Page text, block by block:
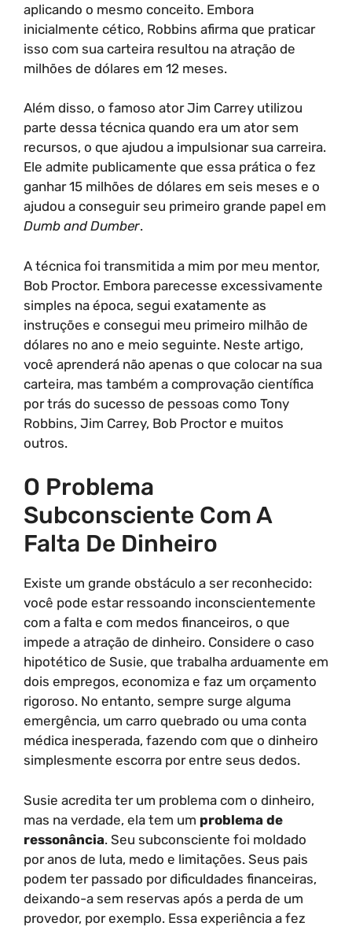
aplicando o mesmo conceito. Embora
inicialmente cético, Robbins afirma que praticar
isso com sua carteira resultou na atração de
milhões de dólares em 12 meses.
Além disso, o famoso ator Jim Carrey utilizou
parte dessa técnica quando era um ator sem
recursos, o que ajudou a impulsionar sua carreira.
Ele admite publicamente que essa prática o fez
ganhar 15 milhões de dólares em seis meses e o
ajudou a conseguir seu primeiro grande papel em
Dumb and Dumber.
A técnica foi transmitida a mim por meu mentor,
Bob Proctor. Embora parecesse excessivamente
simples na época, segui exatamente as
instruções e consegui meu primeiro milhão de
dólares no ano e meio seguinte. Neste artigo,
você aprenderá não apenas o que colocar na sua
carteira, mas também a comprovação científica
por trás do sucesso de pessoas como Tony
Robbins, Jim Carrey, Bob Proctor e muitos
outros.
O Problema
Subconsciente Com A
Falta De Dinheiro
Existe um grande obstáculo a ser reconhecido:
você pode estar ressoando inconscientemente
com a falta e com medos financeiros, o que
impede a atração de dinheiro. Considere o caso
hipotético de Susie, que trabalha arduamente em
dois empregos, economiza e faz um orçamento
rigoroso. No entanto, sempre surge alguma
emergência, um carro quebrado ou uma conta
médica inesperada, fazendo com que o dinheiro
simplesmente escorra por entre seus dedos.
Susie acredita ter um problema com o dinheiro,
mas na verdade, ela tem um problema de
ressonância. Seu subconsciente foi moldado
por anos de luta, medo e limitações. Seus pais
podem ter passado por dificuldades financeiras,
deixando-a sem reservas após a perda de um
provedor, por exemplo. Essa experiência a fez